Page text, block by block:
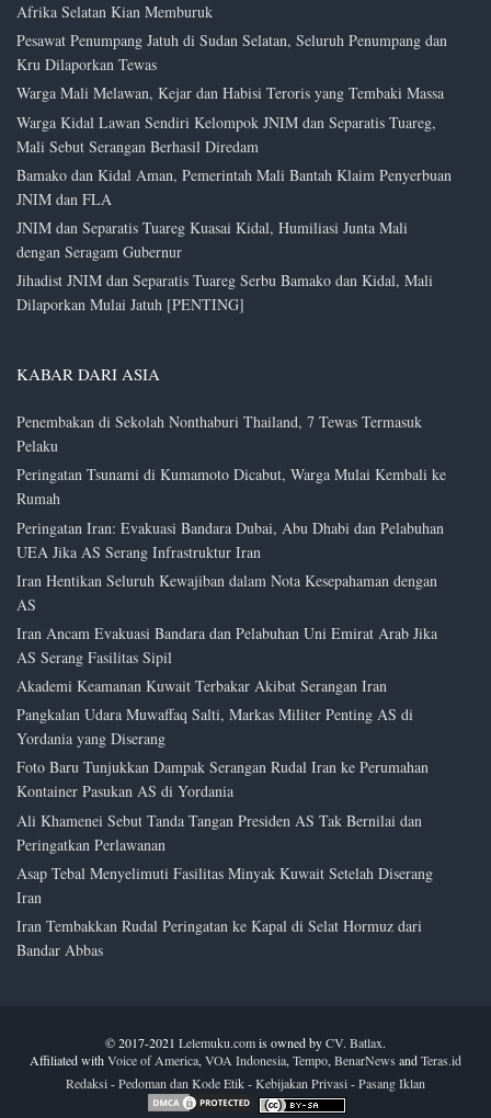
Afrika Selatan Kian Memburuk
Pesawat Penumpang Jatuh di Sudan Selatan, Seluruh Penumpang dan
Kru Dilaporkan Tewas
Warga Mali Melawan, Kejar dan Habisi Teroris yang Tembaki Massa
Warga Kidal Lawan Sendiri Kelompok JNIM dan Separatis Tuareg,
Mali Sebut Serangan Berhasil Diredam
Bamako dan Kidal Aman, Pemerintah Mali Bantah Klaim Penyerbuan
JNIM dan FLA
JNIM dan Separatis Tuareg Kuasai Kidal, Humiliasi Junta Mali
dengan Seragam Gubernur
Jihadist JNIM dan Separatis Tuareg Serbu Bamako dan Kidal, Mali
Dilaporkan Mulai Jatuh [PENTING]
KABAR DARI ASIA
Penembakan di Sekolah Nonthaburi Thailand, 7 Tewas Termasuk
Pelaku
Peringatan Tsunami di Kumamoto Dicabut, Warga Mulai Kembali ke
Rumah
Peringatan Iran: Evakuasi Bandara Dubai, Abu Dhabi dan Pelabuhan
UEA Jika AS Serang Infrastruktur Iran
Iran Hentikan Seluruh Kewajiban dalam Nota Kesepahaman dengan
AS
Iran Ancam Evakuasi Bandara dan Pelabuhan Uni Emirat Arab Jika
AS Serang Fasilitas Sipil
Akademi Keamanan Kuwait Terbakar Akibat Serangan Iran
Pangkalan Udara Muwaffaq Salti, Markas Militer Penting AS di
Yordania yang Diserang
Foto Baru Tunjukkan Dampak Serangan Rudal Iran ke Perumahan
Kontainer Pasukan AS di Yordania
Ali Khamenei Sebut Tanda Tangan Presiden AS Tak Bernilai dan
Peringatkan Perlawanan
Asap Tebal Menyelimuti Fasilitas Minyak Kuwait Setelah Diserang
Iran
Iran Tembakkan Rudal Peringatan ke Kapal di Selat Hormuz dari
Bandar Abbas
© 2017-2021 Lelemuku.comis owned byCV. Batlax.
Affiliated withVoice of America, VOA Indonesia, Tempo, BenarNews andTeras.id
Redaksi-Pedoman dan Kode Etik-Kebijakan Privasi-Pasang Iklan